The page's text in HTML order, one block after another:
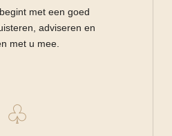
met een goed
adviseren en
met u mee.
♧